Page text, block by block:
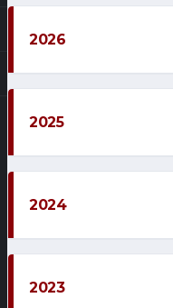
2026
2025
2024
2023